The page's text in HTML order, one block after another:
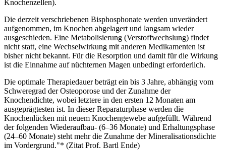
Knochenzellen).
Die derzeit verschriebenen Bisphosphonate werden unverändert
aufgenommen, im Knochen abgelagert und langsam wieder
ausgeschieden. Eine Metabolisierung (Verstoffwechslung) findet
nicht statt, eine Wechselwirkung mit anderen Medikamenten ist
bisher nicht bekannt. Für die Resorption und damit für die Wirkung
ist die Einnahme auf nüchternen Magen unbedingt erforderlich.
Die optimale Therapiedauer beträgt ein bis 3 Jahre, abhängig vom
Schweregrad der Osteoporose und der Zunahme der
Knochendichte, wobei letztere in den ersten 12 Monaten am
ausgeprägtesten ist. In dieser Reparaturphase werden die
Knochenlücken mit neuem Knochengewebe aufgefüllt. Während
der folgenden Wiederaufbau- (6–36 Monate) und Erhaltungsphase
(24–60 Monate) steht mehr die Zunahme der Mineralisationsdichte
im Vordergrund."* (Zitat Prof. Bartl Ende)